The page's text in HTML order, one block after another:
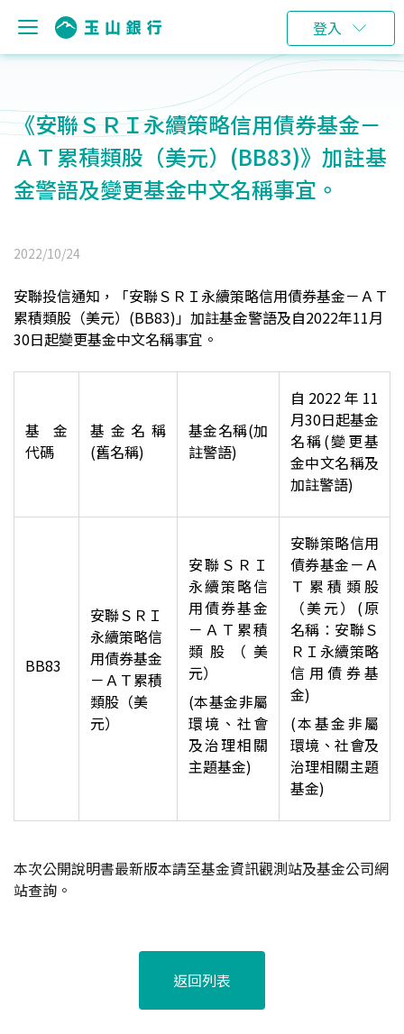
登入
《安聯ＳＲＩ永續策略信用債券基金－
ＡＴ累積類股（美元）(BB83)》加註基
金警語及變更基金中文名稱事宜。
2022/10/24
安聯投信通知，
「安聯ＳＲＩ永續策略信用債券基金－ＡＴ
累積類股（美元）(BB83)」加註基金警語及自2022年11月
30日起變更基金中文名稱事宜。
基金
代碼
基金名稱
(舊名稱)
基金名稱(加
註警語)
自2022年11
月30日起基金
名稱(變更基
金中文名稱及
加註警語)
BB83
安聯ＳＲＩ
永續策略信
用債券基金
－ＡＴ累積
類股（美
元）
安聯ＳＲＩ
永續策略信
用債券基金
－ＡＴ累積
類股（美
元）
(本基金非屬
環境、社會
及治理相關
主題基金)
安聯策略信用
債券基金－Ａ
Ｔ累積類股
（美元）(原
名稱：安聯Ｓ
ＲＩ永續策略
信用債券基
金)
(本基金非屬
環境、社會及
治理相關主題
基金)
本次公開說明書最新版本請至基金資訊觀測站及基金公司網
站查詢。
返回列表